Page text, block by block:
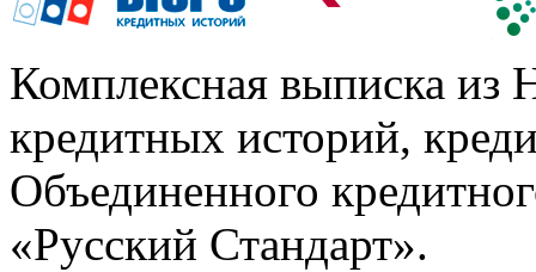
Комплексная выписка из
кредитных историй,
Объединенного
«Русский Стандарт».